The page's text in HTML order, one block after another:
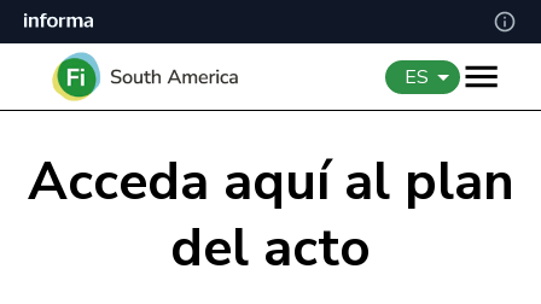
ES
Acceda aquí al plan
del acto